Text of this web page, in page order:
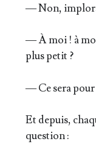
— Non, implo­ra
— À moi ! à moi
plus petit ?
— Ce sera pour
Et depuis,
question :